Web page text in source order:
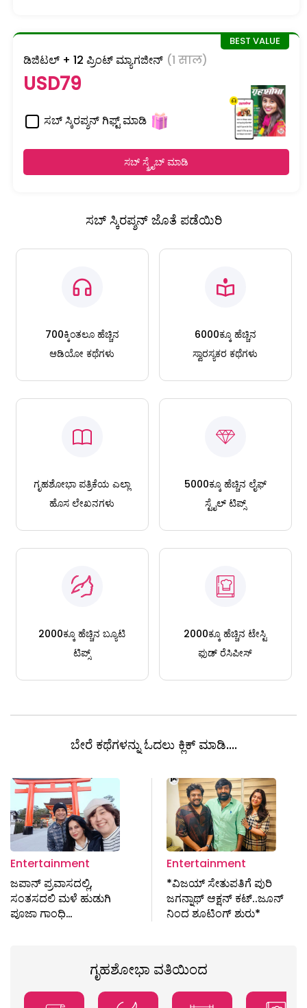
ಡಿಜಿಟಲ್ + 12 ಪ್ರಿಂಟ್ ಮ್ಯಾಗಜೀನ್ (1 साल)
USD79
ಸಬ್ ಸ್ಕಿರಪ್ಶನ್ ಗಿಫ್ಟ್ ಮಾಡಿ
ಸಬ್ ಸ್ಕ್ರೈಬ್ ಮಾಡಿ
ಸಬ್ ಸ್ಕಿರಪ್ಶನ್ ಜೊತೆ ಪಡೆಯಿರಿ
700ಕ್ಕಿಂತಲೂ ಹೆಚ್ಚಿನ
ಆಡಿಯೋ ಕಥೆಗಳು
6000ಕ್ಕೂ ಹೆಚ್ಚಿನ
ಸ್ವಾರಸ್ಯಕರ ಕಥೆಗಳು
ಗೃಹಶೋಭಾ ಪತ್ರಿಕೆಯ ಎಲ್ಲಾ
ಹೊಸ ಲೇಖನಗಳು
5000ಕ್ಕೂ ಹೆಚ್ಚಿನ ಲೈಫ್
ಸ್ಟೈಲ್ ಟಿಪ್ಸ್
2000ಕ್ಕೂ ಹೆಚ್ಚಿನ ಬ್ಯೂಟಿ
ಟಿಪ್ಸ್
2000ಕ್ಕೂ ಹೆಚ್ಚಿನ ಟೇಸ್ಟಿ
ಫುಡ್ ರೆಸಿಪೀಸ್
ಬೇರೆ ಕಥೆಗಳನ್ನು ಓದಲು ಕ್ಲಿಕ್ ಮಾಡಿ....
Entertainment
ಜಪಾನ್ ಪ್ರವಾಸದಲ್ಲಿ,
ಸಂತಸದಲಿ ಮಳೆ ಹುಡುಗಿ
ಪೂಜಾ ಗಾಂಧಿ…
Entertainment
*ವಿಜಯ್‌ ಸೇತುಪತಿಗೆ ಪುರಿ
ಜಗನ್ನಾಥ್‌ ಆಕ್ಷನ್‌ ಕಟ್‌..ಜೂನ್‌
ನಿಂದ ಶೂಟಿಂಗ್‌ ಶುರು*
ಗೃಹಶೋಭಾ ವತಿಯಿಂದ